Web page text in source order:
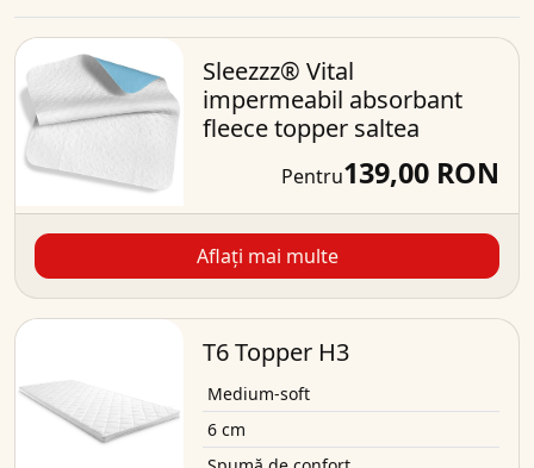
Sleezzz® Vital
impermeabil absorbant
fleece topper saltea
Pentru139,00 RON
Aflați mai multe
T6 Topper H3
Medium-soft
6 cm